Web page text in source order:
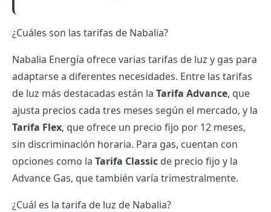
¿Cuáles son las tarifas de Nabalia?
Nabalia Energía ofrece varias tarifas de luz y gas para
adaptarse a diferentes necesidades. Entre las tarifas
de luz más destacadas están la Tarifa Advance, que
ajusta precios cada tres meses según el mercado, y la
Tarifa Flex, que ofrece un precio fijo por 12 meses,
sin discriminación horaria. Para gas, cuentan con
opciones como la Tarifa Classic de precio fijo y la
Advance Gas, que también varía trimestralmente.
¿Cuál es la tarifa de luz de Nabalia?